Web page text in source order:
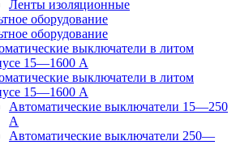
Ленты изоляционные
оборудование
оборудование
выключатели в литом
15—1600 А
выключатели в литом
15—1600 А
Автоматические выключатели 15—250
А
Автоматические выключатели 250—